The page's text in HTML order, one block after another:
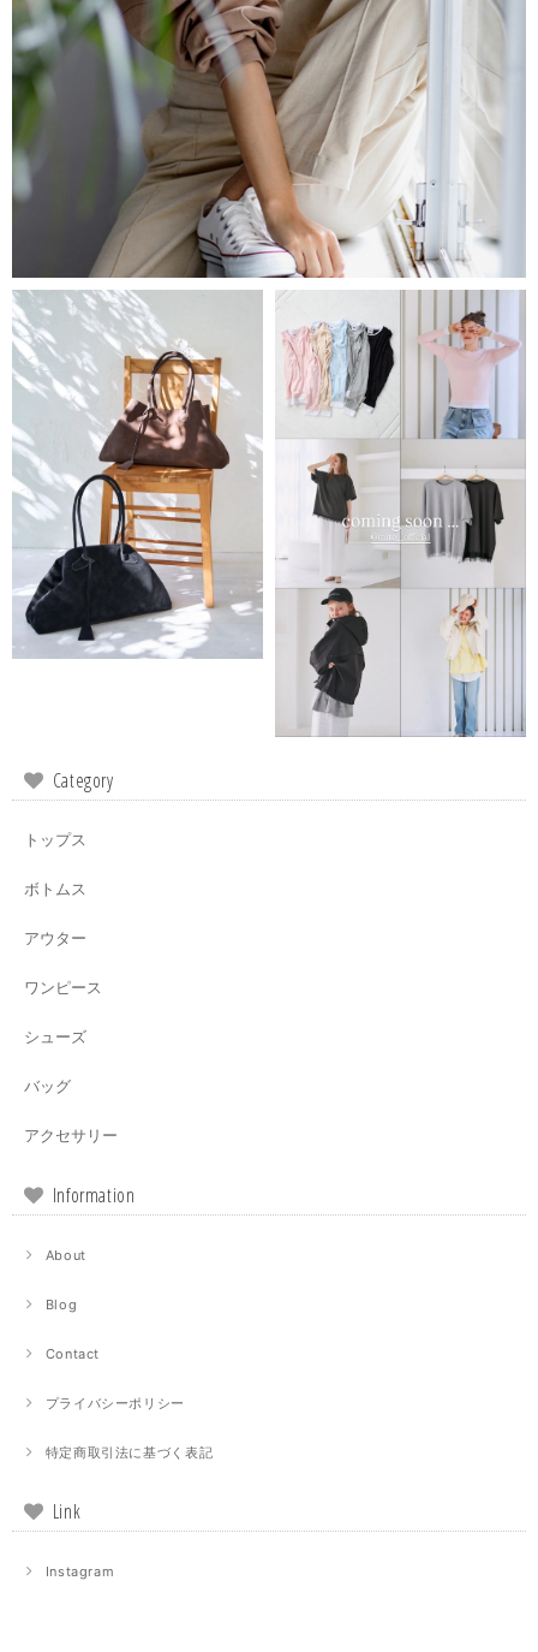
Category
トップス
ボトムス
アウター
ワンピース
シューズ
バッグ
アクセサリー
Information
About
Blog
Contact
プライバシーポリシー
特定商取引法に基づく表記
Link
Instagram